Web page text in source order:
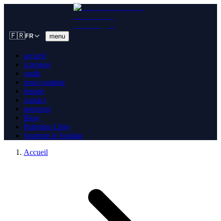
🇫🇷FR menu
accueil
à propos
outils
nous soutenir
équipe
contact
sponsors
Blog
Palestine Libre
Soutenir le Soudan
Accueil